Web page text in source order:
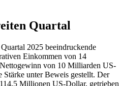
Quartal
2025 beeindruckende
Einkommen von 14
von 10 Milliarden US-
Stärke unter Beweis gestellt. Der
Millionen US-Dollar, getrieben